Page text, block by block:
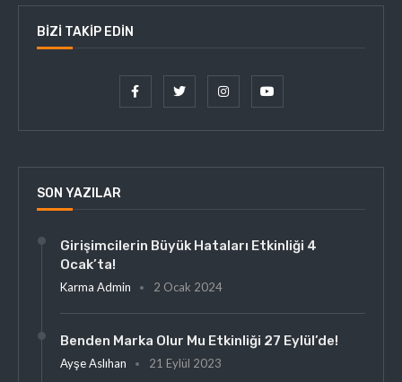
BIZI TAKIP EDIN
SON YAZILAR
Girişimcilerin Büyük Hataları Etkinliği 4
Ocak’ta!
Karma Admin 2 Ocak 2024
Benden Marka Olur Mu Etkinliği 27 Eylül’de!
Ayşe Aslıhan 21 Eylül 2023